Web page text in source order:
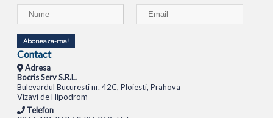
Aboneaza-ma!
Contact
Adresa
Bocris Serv S.R.L.
Bulevardul Bucuresti nr. 42C, Ploiesti, Prahova
Vizavi de Hipodrom
Telefon